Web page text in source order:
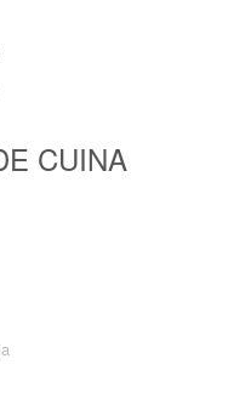
CUINA